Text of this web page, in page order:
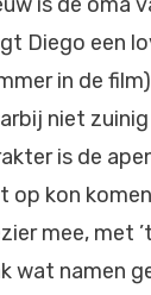
Diego een
in de
niet
is de
op kon
mee, met
wat namen